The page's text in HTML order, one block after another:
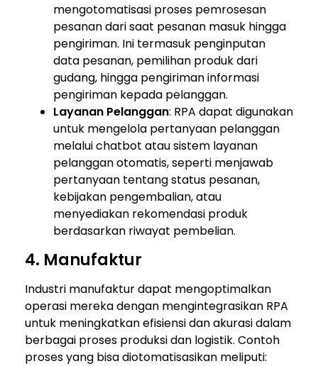
mengotomatisasi proses pemrosesan
pesanan dari saat pesanan masuk hingga
pengiriman. Ini termasuk penginputan
data pesanan, pemilihan produk dari
gudang, hingga pengiriman informasi
pengiriman kepada pelanggan.
Layanan Pelanggan: RPA dapat digunakan
untuk mengelola pertanyaan pelanggan
melalui chatbot atau sistem layanan
pelanggan otomatis, seperti menjawab
pertanyaan tentang status pesanan,
kebijakan pengembalian, atau
menyediakan rekomendasi produk
berdasarkan riwayat pembelian.
4. Manufaktur
Industri manufaktur dapat mengoptimalkan
operasi mereka dengan mengintegrasikan RPA
untuk meningkatkan efisiensi dan akurasi dalam
berbagai proses produksi dan logistik. Contoh
proses yang bisa diotomatisasikan meliputi: